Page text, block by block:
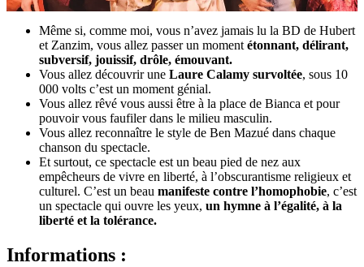
Même si, comme moi, vous n’avez jamais lu la BD de Hubert
et Zanzim, vous allez passer un moment étonnant, délirant,
subversif, jouissif, drôle, émouvant.
Vous allez découvrir une Laure Calamy survoltée, sous 10
000 volts c’est un moment génial.
Vous allez rêvé vous aussi être à la place de Bianca et pour
pouvoir vous faufiler dans le milieu masculin.
Vous allez reconnaître le style de Ben Mazué dans chaque
chanson du spectacle.
Et surtout, ce spectacle est un beau pied de nez aux
empêcheurs de vivre en liberté, à l’obscurantisme religieux et
culturel. C’est un beau manifeste contre l’homophobie, c’est
un spectacle qui ouvre les yeux, un hymne à l’égalité, à la
liberté et la tolérance.
Informations :